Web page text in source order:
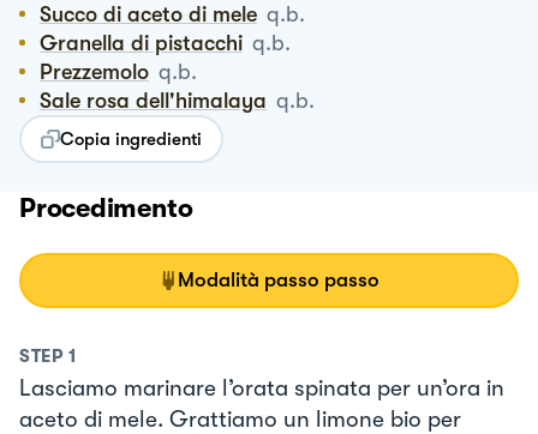
Succo di aceto di mele q.b.
Granella di pistacchi q.b.
Prezzemolo q.b.
Sale rosa dell'himalaya q.b.
Copia ingredienti
Procedimento
Modalità passo passo
STEP 1
Lasciamo marinare l’orata spinata per un’ora in
aceto di mele. Grattiamo un limone bio per